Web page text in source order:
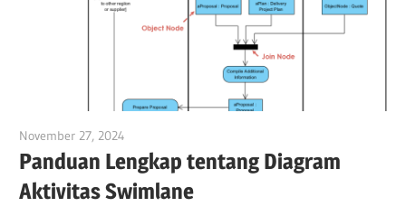
November 27, 2024
Panduan Lengkap tentang Diagram
Aktivitas Swimlane